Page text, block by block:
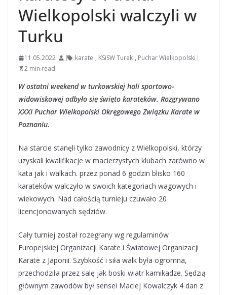
Wielkopolski walczyli w
Turku
11.05.2022 karate , KSiSW Turek , Puchar Wielkopolski
2 min read
W ostatni weekend w turkowskiej hali sportowo-
widowiskowej odbyło się święto karateków. Rozgrywano
XXXI Puchar Wielkopolski Okręgowego Związku Karate w
Poznaniu.
Na starcie stanęli tylko zawodnicy z Wielkopolski, którzy
uzyskali kwalifikacje w macierzystych klubach zarówno w
kata jak i walkach. przez ponad 6 godzin blisko 160
karateków walczyło w swoich kategoriach wagowych i
wiekowych. Nad całością turnieju czuwało 20
licencjonowanych sędziów.
Cały turniej został rozegrany wg regulaminów
Europejskiej Organizacji Karate i Światowej Organizacji
Karate z Japonii. Szybkość i siła walk była ogromna,
przechodziła przez salę jak boski wiatr kamikadze. Sędzią
głównym zawodów był sensei Maciej Kowalczyk 4 dan z